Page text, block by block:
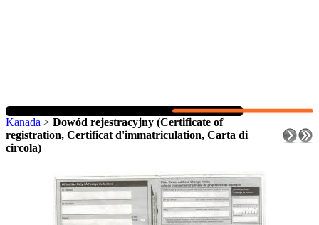
Kanada > Dowód rejestracyjny (Certificate of
registration, Certificat d'immatriculation, Carta di
circola)